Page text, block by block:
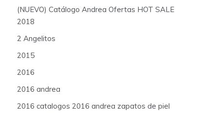
(NUEVO) Catálogo Andrea Ofertas HOT SALE
2018
2 Angelitos
2015
2016
2016 andrea
2016 catalogos 2016 andrea zapatos de piel